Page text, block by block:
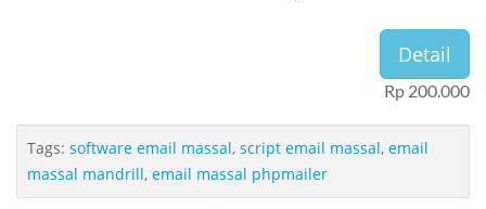
Detail
Rp 200.000
Tags: software email massal, script email massal, email
massal mandrill, email massal phpmailer